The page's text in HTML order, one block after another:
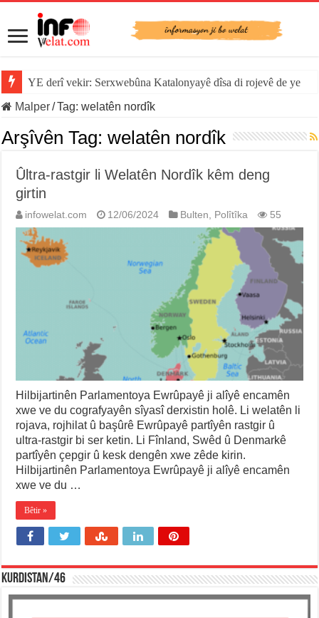
YE derî vekir: Serxwebûna Katalonyayê dîsa di rojevê de ye
Malper/Tag:welatên nordîk
Arşîvên Tag:welatên nordîk
Ûltra-rastgir li Welatên Nordîk kêm deng
girtin
infowelat.com 12/06/2024 Bulten, Polîtîka 55
Hilbijartinên Parlamentoya Ewrûpayê ji alîyê encamên
xwe ve du cografyayên sîyasî derxistin holê. Li welatên li
rojava, rojhilat û başûrê Ewrûpayê partîyên rastgir û
ultra-rastgir bi ser ketin. Li Fînland, Swêd û Denmarkê
partîyên çepgir û kesk dengên xwe zêde kirin.
Hilbijartinên Parlamentoya Ewrûpayê ji alîyê encamên
xwe ve du …
Bêtir »
KURDISTAN/46